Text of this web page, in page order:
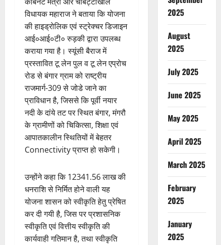
विधायक महाराज ने बताया कि योजना
की हाइड्रोलिक एवं स्ट्रेक्चर डिजाइन
आई०आई०टी० रुड़की द्वारा उपलब्ध
कराया गया है। स्यूंसी बैराज में
प्रस्तावित टू लेन पुल व टू लेन एप्रोच
रोड से बंगार ग्राम को राष्ट्रीय
राजमार्ग-309 से जोडे जाने का
प्राविधान है, जिससे कि पूर्वी नयार
नदी के दांये तट पर स्थित बंगार, मंगरौ
के ग्रामीणों को चिकित्सा, शिक्षा एवं
आपातकालीन स्थितियों में बेहतर
Connectivity प्राप्त हो सकेगी।
उन्होंने कहा कि 12341.56 लाख की
धनराशि से निर्मित होने वाली यह
योजना शासन को स्वीकृति हेतु प्रेषित
कर दी गयी है, जिस पर प्रशासनिक
स्वीकृति एवं वित्तीय स्वीकृति की
कार्यवाही गतिमान है, तथा स्वीकृति
2025
August
2025
July 2025
June 2025
May 2025
April 2025
March 2025
February
2025
January
2025